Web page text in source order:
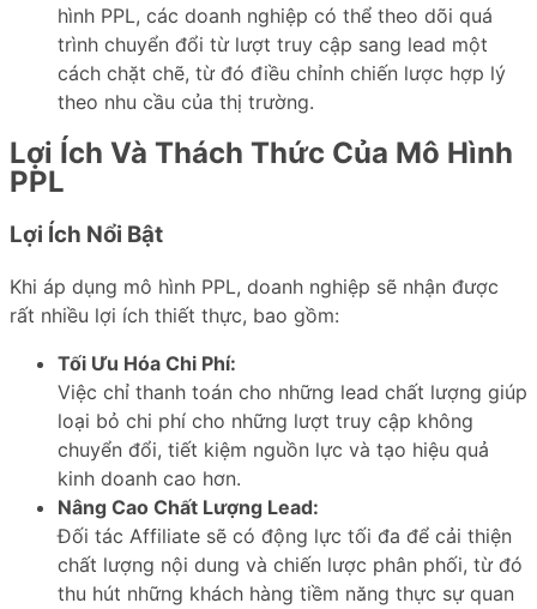
hình PPL, các doanh nghiệp có thể theo dõi quá
trình chuyển đổi từ lượt truy cập sang lead một
cách chặt chẽ, từ đó điều chỉnh chiến lược hợp lý
theo nhu cầu của thị trường.
Lợi Ích Và Thách Thức Của Mô Hình
PPL
Lợi Ích Nổi Bật
Khi áp dụng mô hình PPL, doanh nghiệp sẽ nhận được
rất nhiều lợi ích thiết thực, bao gồm:
Tối Ưu Hóa Chi Phí:
Việc chỉ thanh toán cho những lead chất lượng giúp
loại bỏ chi phí cho những lượt truy cập không
chuyển đổi, tiết kiệm nguồn lực và tạo hiệu quả
kinh doanh cao hơn.
Nâng Cao Chất Lượng Lead:
Đối tác Affiliate sẽ có động lực tối đa để cải thiện
chất lượng nội dung và chiến lược phân phối, từ đó
thu hút những khách hàng tiềm năng thực sự quan